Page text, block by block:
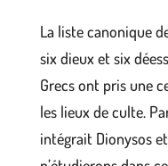
La liste canonique
six dieux et six
Grecs ont pris une
les lieux de culte.
intégrait Dionysos